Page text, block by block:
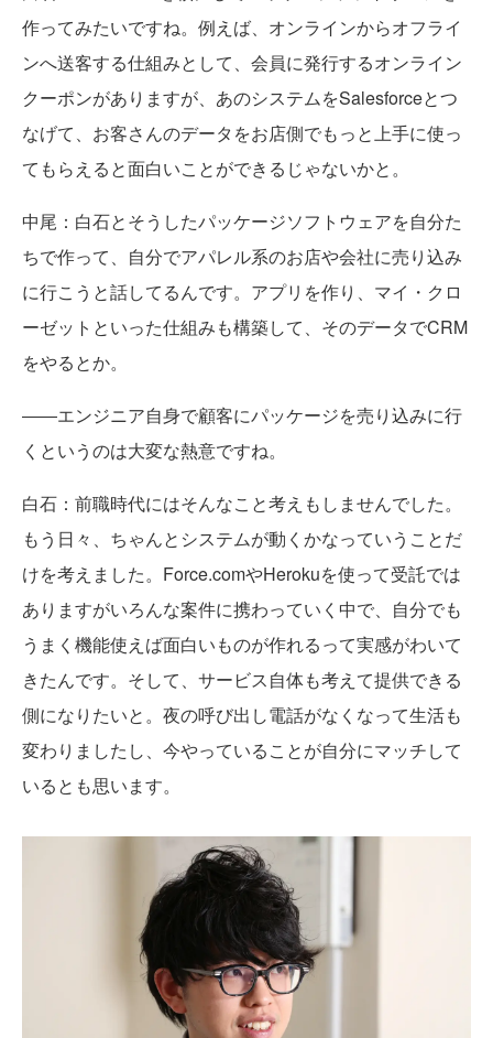
作ってみたいですね。例えば、オンラインからオフライ
ンへ送客する仕組みとして、会員に発行するオンライン
クーポンがありますが、あのシステムをSalesforceとつ
なげて、お客さんのデータをお店側でもっと上手に使っ
てもらえると面白いことができるじゃないかと。
中尾 ：白石とそうしたパッケージソフトウェアを自分た
ちで作って、自分でアパレル系のお店や会社に売り込み
に行こうと話してるんです。アプリを作り、マイ・クロ
ーゼットといった仕組みも構築して、そのデータでCRM
をやるとか。
――エンジニア自身で顧客にパッケージを売り込みに行
くというのは大変な熱意ですね。
白石 ：前職時代にはそんなこと考えもしませんでした。
もう日々、ちゃんとシステムが動くかなっていうことだ
けを考えました。Force.comやHerokuを使って受託では
ありますがいろんな案件に携わっていく中で、自分でも
うまく機能使えば面白いものが作れるって実感がわいて
きたんです。そして、サービス自体も考えて提供できる
側になりたいと。夜の呼び出し電話がなくなって生活も
変わりましたし、今やっていることが自分にマッチして
いるとも思います。